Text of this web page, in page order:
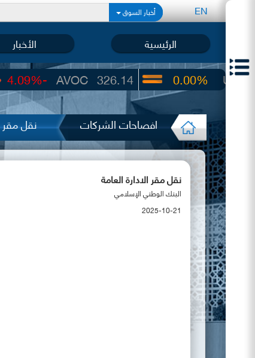
EN أخبار السوق
الرئيسية الأخبار
326.14
AVOC
-4.09% 22.65
UIC
0.00%
افصاحات الشركات نقل مقر
نقل مقر الادارة العامة
البنك الوطني الإسلامي
2025-10-21